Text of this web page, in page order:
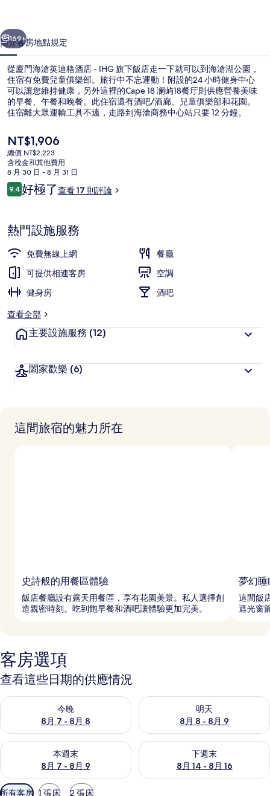
酒
店
IHG
旗
飯
店
的
片
集
個 下一個
169+
簡介客房地點規定
從廈門海滄英迪格酒店 - IHG 旗下飯店走一下就可以到海滄湖公園，
住宿有免費兒童俱樂部。旅行中不忘運動！附設的24 小時健身中心
可以讓您維持健康，另外這裡的Cape 18 澜屿18餐厅則供應營養美味
的早餐、午餐和晚餐。此住宿還有酒吧/酒廊、兒童俱樂部和花園。
住宿離大眾運輸工具不遠，走路到海滄商務中心站只要 12 分鐘。
目
前
的
價
格
是
NT$1,906
總價 NT$2,223
含稅金和其他費用
8 月 30 日 - 8 月 31 日
評
論
9.49.4 分，滿分 10 分，
好極了查看 17 則評論
熱門設施服務
免費無線上網
餐廳
可提供相連客房
空調
健身房
酒吧
查看全部
主要設施服務 (12)
闔家歡樂 (6)
這間旅宿的魅力所在
史詩般的用餐區體驗
飯店餐廳設有露天用餐區，享有花園美景。私人選擇創
造親密時刻。吃到飽早餐和酒吧讓體驗更加完美。
夢幻睡
這間飯
遮光窗
客房選項
查看這些日期的供應情況
今晚
8月 7 - 8月 8
查看今晚 (8月 7 - 8月 8) 的供應情況
明天
8月 8 - 8月 9
查看明天 (8月 8 - 8月 9) 的供
本週末
8月 7 - 8月 9
查看本週末 (8月 7 - 8月 9) 的供應情況
下週末
8月 14 - 8月 16
查看下週末 (8月 14 - 8月 16)
可
所有客房 1 張床 2 張床